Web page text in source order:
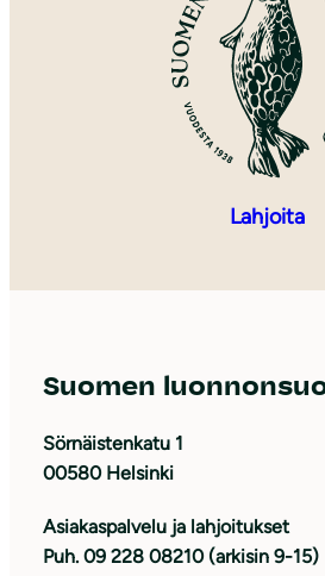
Lahjoita
Suomen
Sörnäistenkatu 1
00580 Helsinki
Asiakaspalvelu ja lahjoitukset
Puh. 09 228 08210 (arkisin 9-15)